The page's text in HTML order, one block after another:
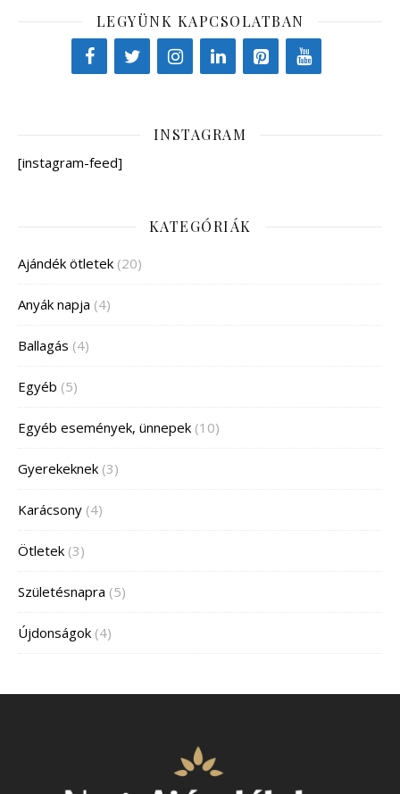
LEGYÜNK KAPCSOLATBAN
INSTAGRAM
[instagram-feed]
KATEGÓRIÁK
Ajándék ötletek (20)
Anyák napja (4)
Ballagás (4)
Egyéb (5)
Egyéb események, ünnepek (10)
Gyerekeknek (3)
Karácsony (4)
Ötletek (3)
Születésnapra (5)
Újdonságok (4)